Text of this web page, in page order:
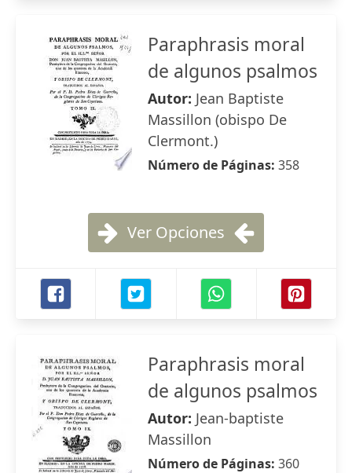
Paraphrasis moral
de algunos psalmos
Autor: Jean Baptiste
Massillon (obispo De
Clermont.)
Número de Páginas: 358
Ver Opciones
Paraphrasis moral
de algunos psalmos
Autor: Jean-baptiste
Massillon
Número de Páginas: 360